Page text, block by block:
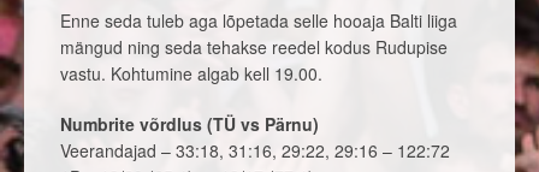
Enne seda tuleb aga lõpetada selle hooaja Balti liiga
mängud ning seda tehakse reedel kodus Rudupise
vastu. Kohtumine algab kell 19.00.
Numbrite võrdlus (TÜ vs Pärnu)
Veerandajad – 33:18, 31:16, 29:22, 29:16 – 122:72